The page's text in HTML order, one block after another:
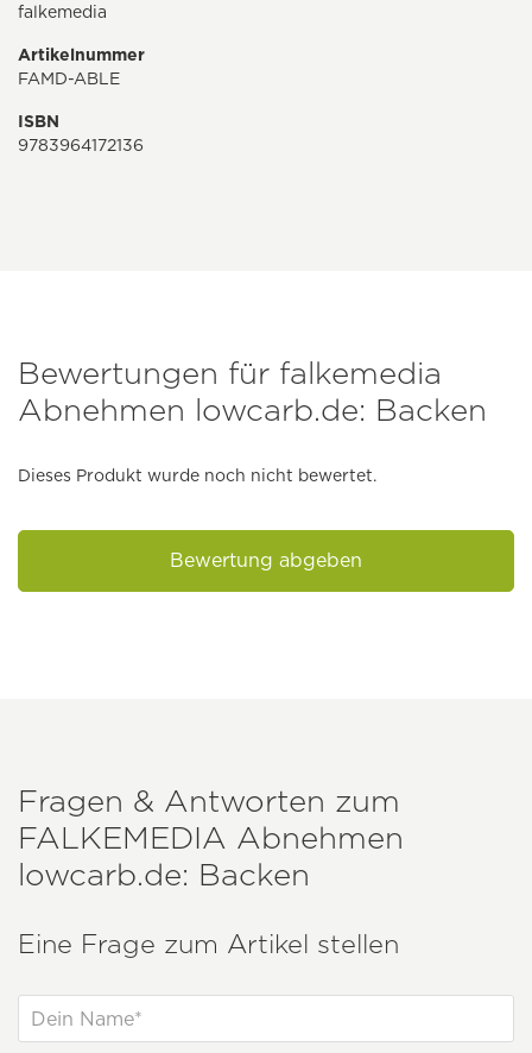
falkemedia
Artikelnummer
FAMD-ABLE
ISBN
9783964172136
Bewertungen für falkemedia
Abnehmen lowcarb.de: Backen
Dieses Produkt wurde noch nicht bewertet.
Bewertung abgeben
Fragen & Antworten zum
FALKEMEDIA Abnehmen
lowcarb.de: Backen
Eine Frage zum Artikel stellen